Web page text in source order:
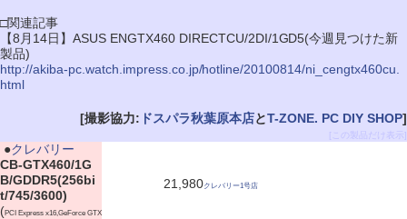
□関連記事
【8月14日】ASUS ENGTX460 DIRECTCU/2DI/1GD5(今週見つけた新
製品)
http://akiba-pc.watch.impress.co.jp/hotline/20100814/ni_cengtx460cu.
html
[撮影協力: ドスパラ秋葉原本店とT-ZONE. PC DIY SHOP]
[この製品だけ表示]
●クレバリー
CB-GTX460/1G
B/GDDR5(256bi
t/745/3600)
(PCI Express x16,GeForce GTX
21,980クレバリー1号店